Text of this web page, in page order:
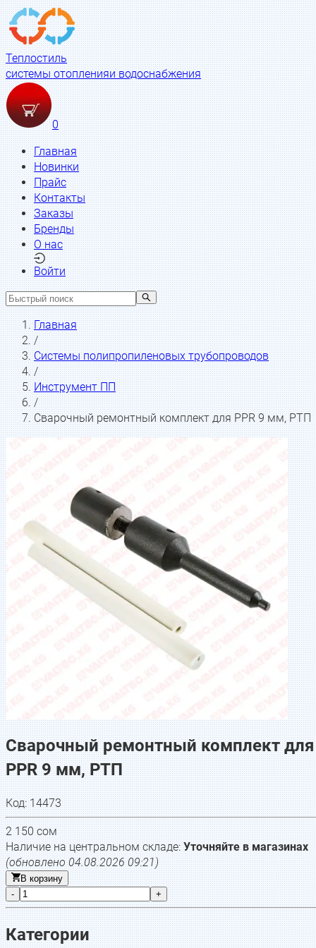
Теплостиль
системы отопленияи водоснабжения
0
Главная
Новинки
Прайс
Контакты
Заказы
Бренды
О нас
Войти
Главная
/
Системы полипропиленовых трубопроводов
/
Инструмент ПП
/
Сварочный ремонтный комплект для PPR 9 мм, РТП
Сварочный ремонтный комплект для
PPR 9 мм, РТП
Код:14473
2 150сом
Наличие на центральном складе: Уточняйте в магазинах
(обновлено04.08.2026 09:21)
В корзину
-
+
Категории